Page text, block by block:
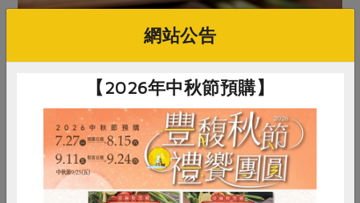
網站公告
【2026年中秋節預購】